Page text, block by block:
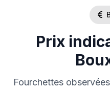
Prix
Fourchettes